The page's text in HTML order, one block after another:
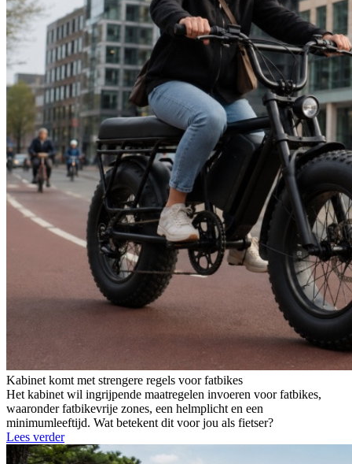
Kabinet komt met strengere regels voor fatbikes
Het kabinet wil ingrijpende maatregelen invoeren voor fatbikes,
waaronder fatbikevrije zones, een helmplicht en een
minimumleeftijd. Wat betekent dit voor jou als fietser?
Lees verder